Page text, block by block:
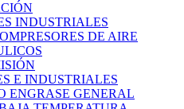
INDUSTRIALES
DE AIRE
E INDUSTRIALES
ENGRASE GENERAL